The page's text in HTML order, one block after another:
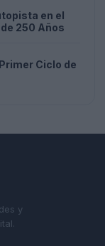
en el
250 Años
Ciclo de
y